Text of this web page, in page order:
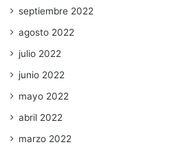
septiembre 2022
agosto 2022
julio 2022
junio 2022
mayo 2022
abril 2022
marzo 2022